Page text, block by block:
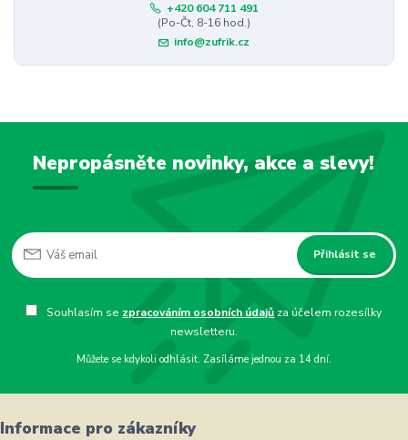
+420 604 711 491
(Po-Čt, 8-16 hod.)
info@zufrik.cz
Nepropásněte novinky, akce a slevy!
Přihlásit se
Souhlasím se zpracováním osobních údajů za účelem rozesílky
newsletteru.
Můžete se kdykoli odhlásit. Zasíláme jednou za 14 dní.
Informace pro zákazníky